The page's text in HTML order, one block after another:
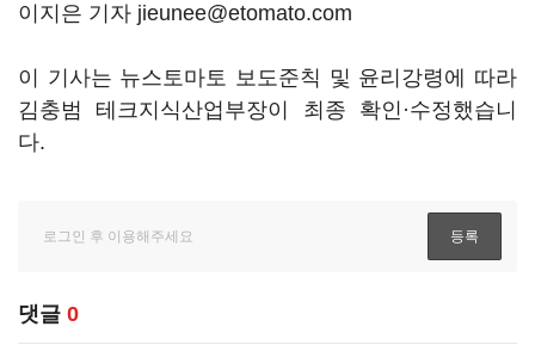
이지은 기자 jieunee@etomato.com
이 기사는 뉴스토마토 보도준칙 및 윤리강령에 따라
김충범 테크지식산업부장이 최종 확인·수정했습니
다.
댓글 0